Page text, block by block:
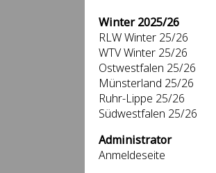
Winter 2025/26
RLW Winter 25/26
WTV Winter 25/26
Ostwestfalen 25/26
Münsterland 25/26
Ruhr-Lippe 25/26
Südwestfalen 25/26
Administrator
Anmeldeseite